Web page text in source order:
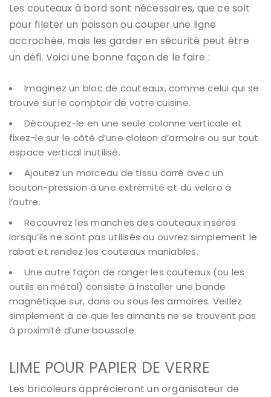
Les couteaux à bord sont nécessaires, que ce soit
pour fileter un poisson ou couper une ligne
accrochée, mais les garder en sécurité peut être
un défi. Voici une bonne façon de le faire :
Imaginez un bloc de couteaux, comme celui qui se
trouve sur le comptoir de votre cuisine.
Découpez-le en une seule colonne verticale et
fixez-le sur le côté d’une cloison d’armoire ou sur tout
espace vertical inutilisé.
Ajoutez un morceau de tissu carré avec un
bouton-pression à une extrémité et du velcro à
l’autre.
Recouvrez les manches des couteaux insérés
lorsqu’ils ne sont pas utilisés ou ouvrez simplement le
rabat et rendez les couteaux maniables.
Une autre façon de ranger les couteaux (ou les
outils en métal) consiste à installer une bande
magnétique sur, dans ou sous les armoires. Veillez
simplement à ce que les aimants ne se trouvent pas
à proximité d’une boussole.
LIME POUR PAPIER DE VERRE
Les bricoleurs apprécieront un organisateur de